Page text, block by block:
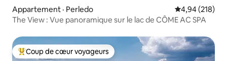
Appartement · Perledo Note
4,94 (218)
The View : Vue panoramique sur le lac de CÔME AC SPA
Coup de cœur voyageurs parmi les plus aimés
Coup de cœur voyageurs